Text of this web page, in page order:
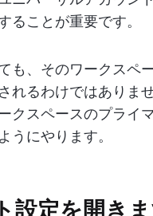
ることが重要です。
も、そのワークスペ
れるわけではありま
クスペースのプライ
うにやります。
定を開きま